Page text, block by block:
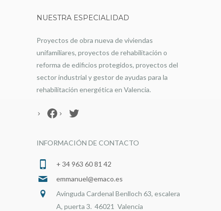
NUESTRA ESPECIALIDAD
Proyectos de obra nueva de viviendas
unifamiliares, proyectos de rehabilitación o
reforma de edificios protegidos, proyectos del
sector industrial y gestor de ayudas para la
rehabilitación energética en Valencia.
Facebook
Twitter
INFORMACIÓN DE CONTACTO
+ 34 963 60 81 42
emmanuel@emaco.es
Avinguda Cardenal Benlloch 63, escalera
A, puerta 3. 46021 Valencia